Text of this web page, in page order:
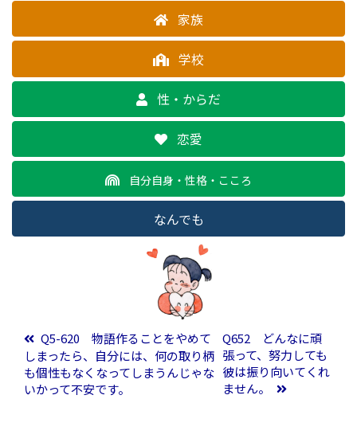
家族
学校
性・からだ
恋愛
自分自身・性格・こころ
なんでも
投稿ナビゲーション
Q5-620 物語作ることをやめて
しまったら、自分には、何の取り柄
も個性もなくなってしまうんじゃな
いかって不安です。
Q652 どんなに頑
張って、努力しても
彼は振り向いてくれ
ません。